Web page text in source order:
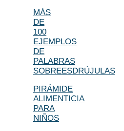
MÁS
DE
100
EJEMPLOS
DE
PALABRAS
SOBREESDRÚJULAS
PIRÁMIDE
ALIMENTICIA
PARA
NIÑOS